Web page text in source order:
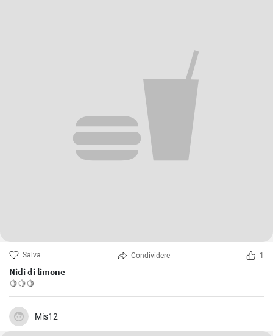
Salva Condividere 1
Nidi di limone
🍋🍋🍋
Mis12